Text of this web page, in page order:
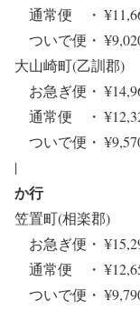
通常便 ・
ついで便・
大山崎町(乙訓郡)
お急ぎ便・
通常便 ・
ついで便・
|
か行
笠置町(相楽郡)
お急ぎ便・
通常便 ・
ついで便・